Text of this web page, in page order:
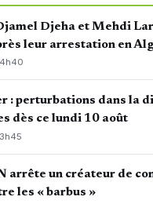
Djeha et Mehdi
leur arrestation en
: perturbations dans la
dès ce lundi 10 août
arrête un créateur de
les « barbus »